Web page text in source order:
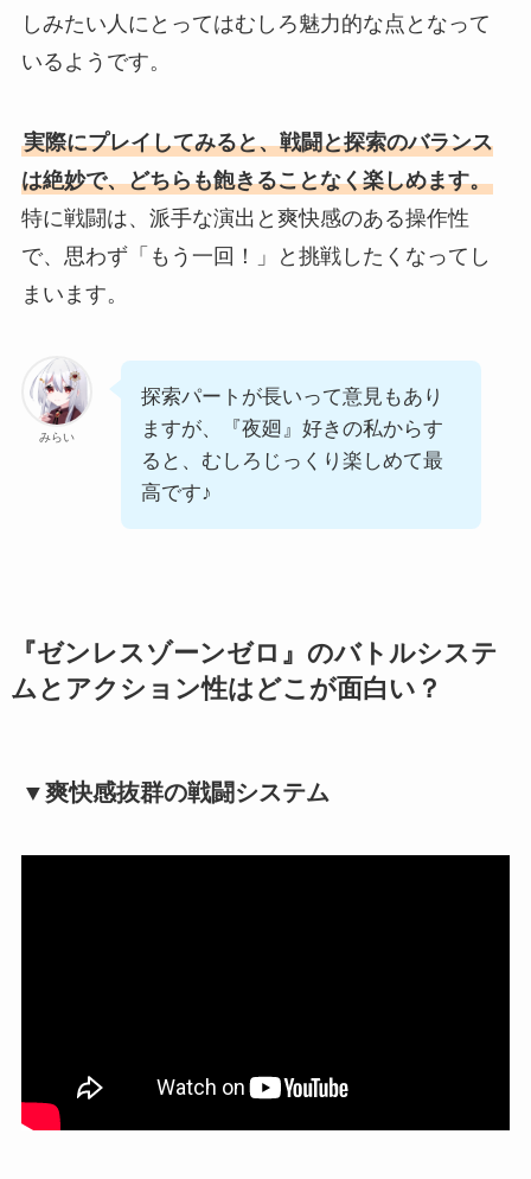
しみたい人にとってはむしろ魅力的な点となって
いるようです。
実際にプレイしてみると、戦闘と探索のバランス
は絶妙で、どちらも飽きることなく楽しめます。
特に戦闘は、派手な演出と爽快感のある操作性
で、思わず「もう一回！」と挑戦したくなってし
まいます。
みらい
探索パートが長いって意見もあり
ますが、『夜廻』好きの私からす
ると、むしろじっくり楽しめて最
高です♪
『ゼンレスゾーンゼロ』のバトルシステ
ムとアクション性はどこが面白い？
▼爽快感抜群の戦闘システム